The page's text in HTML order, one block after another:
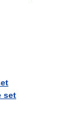
set